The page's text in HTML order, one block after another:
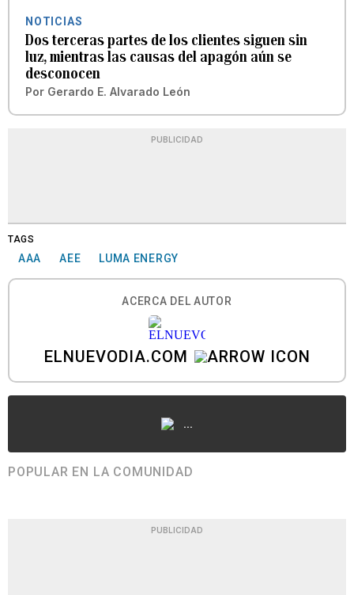
NOTICIAS
Dos terceras partes de los clientes siguen sin
luz, mientras las causas del apagón aún se
desconocen
Por Gerardo E. Alvarado León
PUBLICIDAD
TAGS
AAA AEE LUMA ENERGY
ACERCA DEL AUTOR
ELNUEVODIA.COM
...
POPULAR EN LA COMUNIDAD
PUBLICIDAD